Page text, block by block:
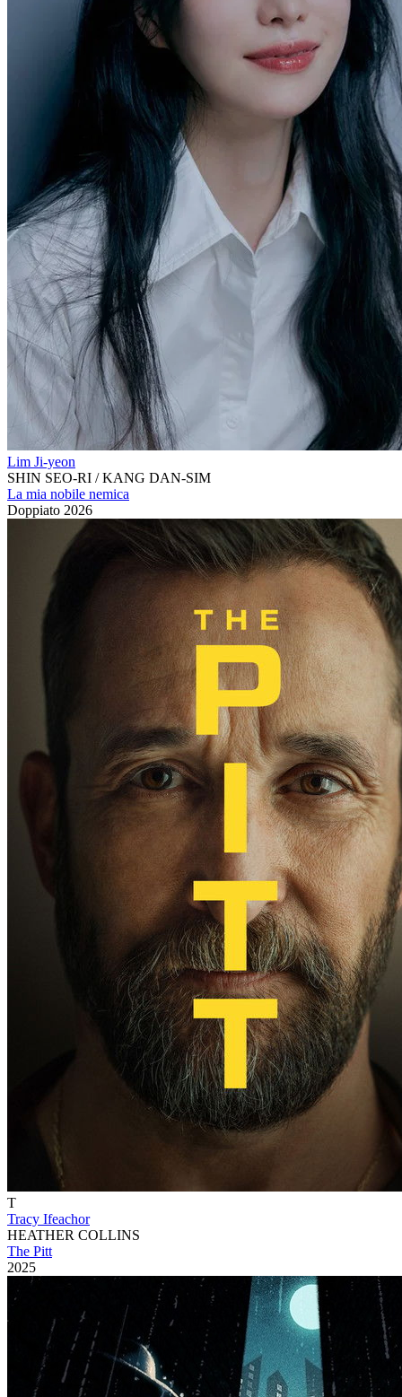
Lim Ji-yeon
SHIN SEO-RI / KANG DAN-SIM
La mia nobile nemica
Doppiato 2026
T
Tracy Ifeachor
HEATHER COLLINS
The Pitt
2025